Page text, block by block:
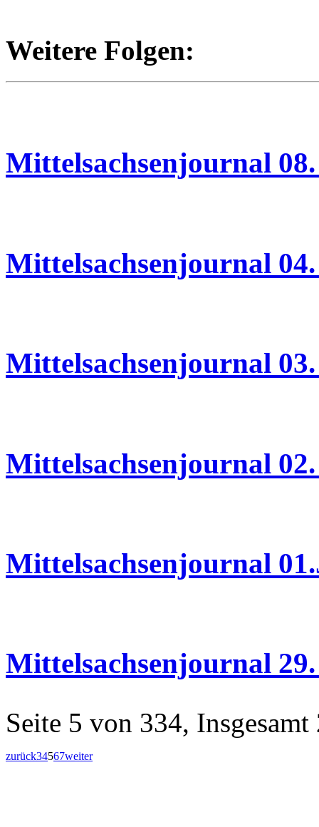
Weitere Folgen:
Mittelsachsenjournal
Mittelsachsenjournal
Mittelsachsenjournal
Mittelsachsenjournal
Mittelsachsenjournal
Mittelsachsenjournal
Seite 5 von 334,
zurück34567weiter